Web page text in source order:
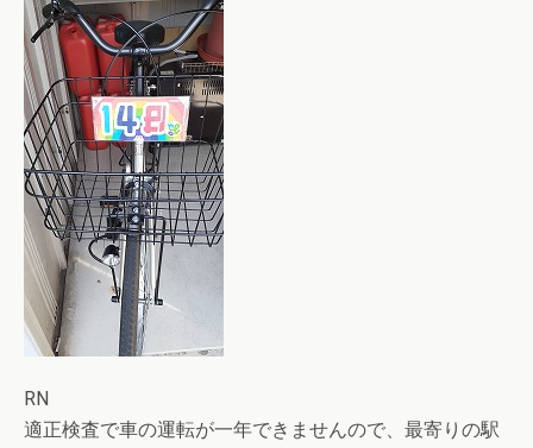
RN
適正検査で車の運転が一年できませんので、最寄りの駅